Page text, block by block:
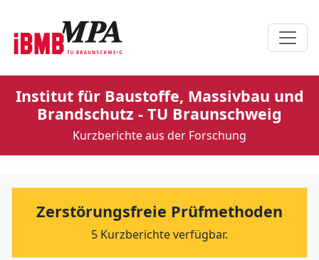
Institut für Baustoffe, Massivbau und
Brandschutz - TU Braunschweig
Kurzberichte aus der Forschung
Zerstörungsfreie Prüfmethoden
5 Kurzberichte verfügbar.